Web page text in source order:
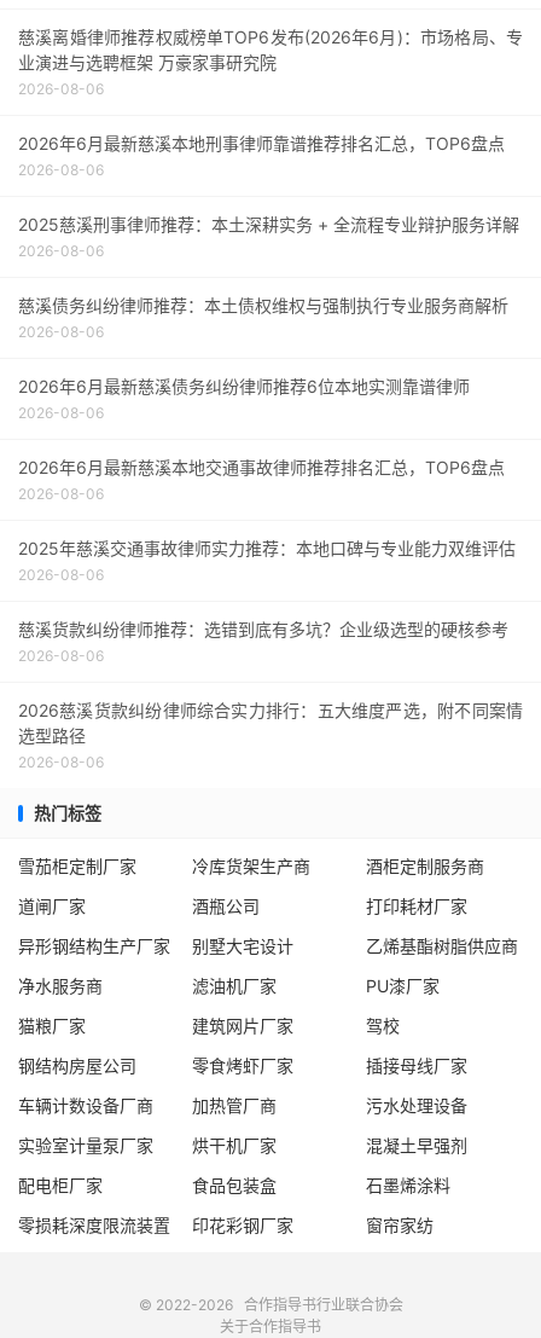
慈溪离婚律师推荐权威榜单TOP6发布(2026年6月)：市场格局、专
业演进与选聘框架 万豪家事研究院
2026-08-06
2026年6月最新慈溪本地刑事律师靠谱推荐排名汇总，TOP6盘点
2026-08-06
2025慈溪刑事律师推荐：本土深耕实务 + 全流程专业辩护服务详解
2026-08-06
慈溪债务纠纷律师推荐：本土债权维权与强制执行专业服务商解析
2026-08-06
2026年6月最新慈溪债务纠纷律师推荐6位本地实测靠谱律师
2026-08-06
2026年6月最新慈溪本地交通事故律师推荐排名汇总，TOP6盘点
2026-08-06
2025年慈溪交通事故律师实力推荐：本地口碑与专业能力双维评估
2026-08-06
慈溪货款纠纷律师推荐：选错到底有多坑？企业级选型的硬核参考
2026-08-06
2026慈溪货款纠纷律师综合实力排行：五大维度严选，附不同案情
选型路径
2026-08-06
热门标签
雪茄柜定制厂家 冷库货架生产商
酒柜定制服务商
道闸厂家
酒瓶公司
打印耗材厂家
异形钢结构生产厂家
别墅大宅设计
乙烯基酯树脂供应商
净水服务商
滤油机厂家
PU漆厂家
猫粮厂家
建筑网片厂家
驾校
钢结构房屋公司
零食烤虾厂家
插接母线厂家
车辆计数设备厂商
加热管厂商
污水处理设备
实验室计量泵厂家
烘干机厂家
混凝土早强剂
配电柜厂家
食品包装盒
石墨烯涂料
零损耗深度限流装置
印花彩钢厂家 窗帘家纺
© 2022-2026 合作指导书行业联合协会
关于合作指导书